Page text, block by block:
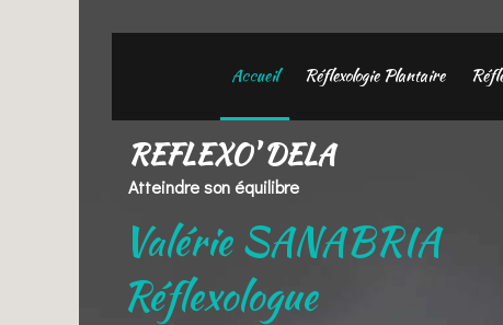
Accueil Réflexologie Plantaire
REFLEXO' DELA
Atteindre son équilibre
Valérie SANABRIA
Réflexologue